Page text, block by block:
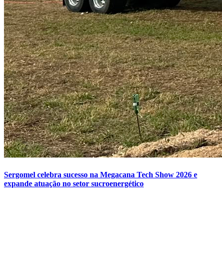
Sergomel celebra sucesso na Megacana Tech Show 2026 e
expande atuação no setor sucroenergético